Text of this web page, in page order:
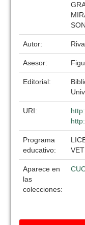
Autor:
Asesor:
Editorial:
URI:
Programa
educativo:
Aparece en
las
colecciones: